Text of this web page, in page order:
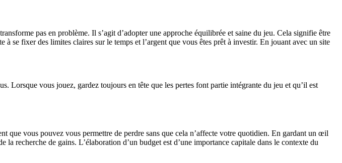
pas en problème. Il s’agit d’adopter une approche équilibrée et saine du jeu. Cela signifie être
à se fixer des limites claires sur le temps et l’argent que vous êtes prêt à investir. En jouant avec un site
Lorsque vous jouez, gardez toujours en tête que les pertes font partie intégrante du jeu et qu’il est
que vous pouvez vous permettre de perdre sans que cela n’affecte votre quotidien. En gardant un œil
recherche de gains. L’élaboration d’un budget est d’une importance capitale dans le contexte du